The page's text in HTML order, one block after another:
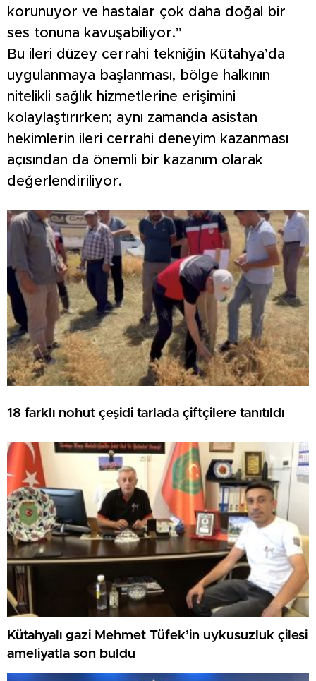
korunuyor ve hastalar çok daha doğal bir
ses tonuna kavuşabiliyor.”
Bu ileri düzey cerrahi tekniğin Kütahya’da
uygulanmaya başlanması, bölge halkının
nitelikli sağlık hizmetlerine erişimini
kolaylaştırırken; aynı zamanda asistan
hekimlerin ileri cerrahi deneyim kazanması
açısından da önemli bir kazanım olarak
değerlendiriliyor.
18 farklı nohut çeşidi tarlada çiftçilere tanıtıldı
Kütahyalı gazi Mehmet Tüfek’in uykusuzluk çilesi
ameliyatla son buldu